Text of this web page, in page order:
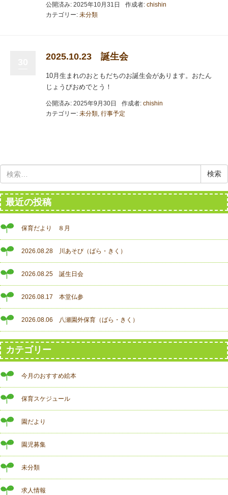
公開済み: 2025年10月31日 作成者: chishin
カテゴリー: 未分類
2025.10.23 誕生会
10月生まれのおともだちのお誕生会があります。おたん
じょうびおめでとう！
公開済み: 2025年9月30日 作成者: chishin
カテゴリー: 未分類, 行事予定
最近の投稿
保育だより ８月
2026.08.28 川あそび（ばら・きく）
2026.08.25 誕生日会
2026.08.17 本堂仏参
2026.08.06 八瀬園外保育（ばら・きく）
カテゴリー
今月のおすすめ絵本
保育スケジュール
園だより
園児募集
未分類
求人情報